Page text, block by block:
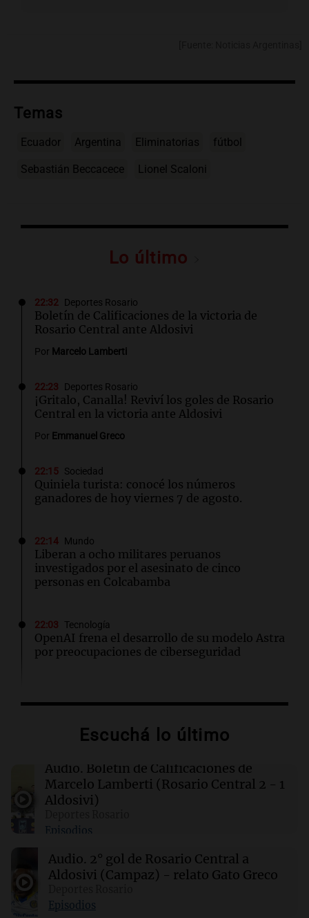
Temas
Ecuador Argentina Eliminatorias fútbol
Sebastián Beccacece Lionel Scaloni
Lo último
22:32 Deportes Rosario
Boletín de Calificaciones de la victoria de
Rosario Central ante Aldosivi
Por Marcelo Lamberti
22:23 Deportes Rosario
¡Gritalo, Canalla! Reviví los goles de Rosario
Central en la victoria ante Aldosivi
Por Emmanuel Greco
22:15 Sociedad
Quiniela turista: conocé los números
ganadores de hoy viernes 7 de agosto.
22:14 Mundo
Liberan a ocho militares peruanos
investigados por el asesinato de cinco
personas en Colcabamba
22:03 Tecnología
OpenAI frena el desarrollo de su modelo Astra
por preocupaciones de ciberseguridad
Rippling presenta una herramienta para
millonario
21:54 La Cadena del Gol
Estudiantes de Río Cuarto visita a
Independiente Rivadavia en un duelo
21:50 Mundo
Estados Unidos retoma inspecciones de
exportaciones
Escuchá lo último
Audio. Boletín de Calificaciones de
Marcelo Lamberti (Rosario Central 2 - 1
Aldosivi)
Episodios
Audio. 2° gol de Rosario Central a
Aldosivi (Campaz) - relato Gato Greco
Episodios